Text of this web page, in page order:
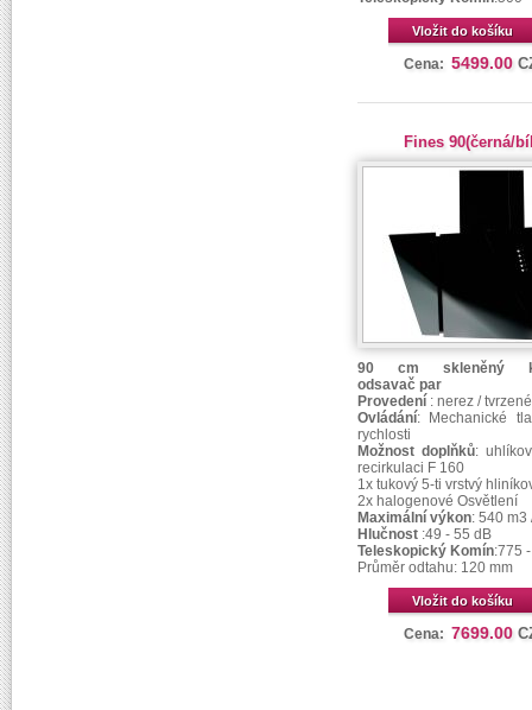
Vložit do košíku
Cena: 5499.00
Fines 90(černá/
90 cm skleněný
odsavač par
Provedení: nerez /
Ovládání: Mechanické
rychlosti
Možnost doplňků:
recirkulaci F 160
1x tukový 5-ti vrstvý
2x halogenové Osvětlení
Maximální výkon: 540 m3
Hlučnost:49 - 55 dB
Teleskopický Komín:775
Průměr odtahu: 120 mm
Vložit do košíku
Cena: 7699.00